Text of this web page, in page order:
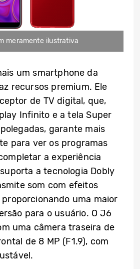
meramente ilustrativa
um smartphone da
recursos premium. Ele
de TV digital, que,
Infinito e a tela Super
garante mais
para ver os programas
a experiência
a tecnologia Dobly
som com efeitos
uma maior
para o usuário. O J6
uma câmera traseira de
de 8 MP (F1.9), com